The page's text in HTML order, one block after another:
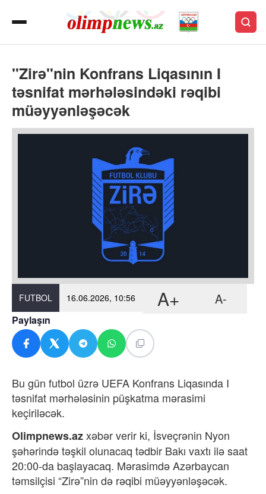
"Zirə"nin Konfrans Liqasının I
təsnifat mərhələsindəki rəqibi
müəyyənləşəcək
FUTBOL 16.06.2026, 10:56 A+ A-
Paylaşın
Bu gün futbol üzrə UEFA Konfrans Liqasında I
təsnifat mərhələsinin püşkatma mərasimi
keçiriləcək.
Olimpnews.azxəbər verir ki, İsveçrənin Nyon
şəhərində təşkil olunacaq tədbir Bakı vaxtı ilə saat
20:00-da başlayacaq. Mərasimdə Azərbaycan
təmsilçisi “Zirə”nin də rəqibi müəyyənləşəcək.